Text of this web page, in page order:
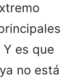
es que
ya no está